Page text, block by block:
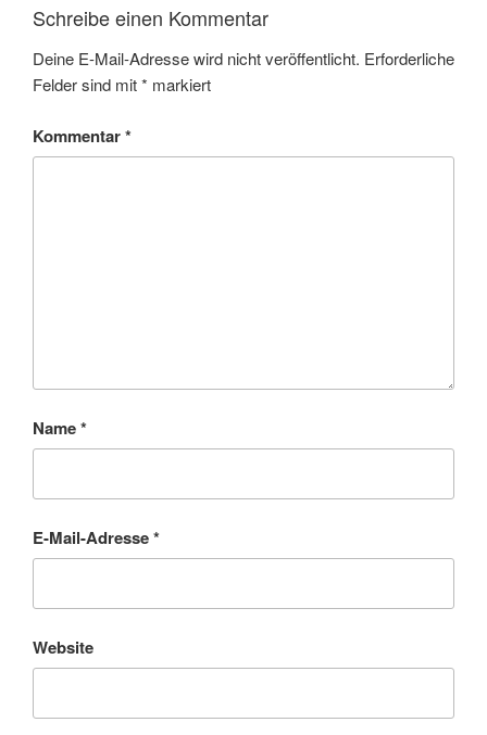
Schreibe einen Kommentar
Deine E-Mail-Adresse wird nicht veröffentlicht. Erforderliche
Felder sind mit* markiert
Kommentar*
Name*
E-Mail-Adresse*
Website